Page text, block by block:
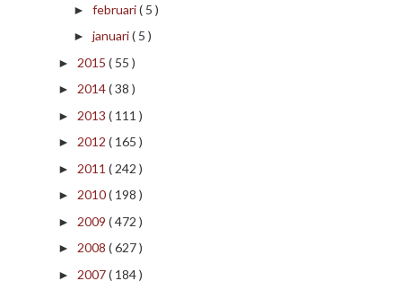
► februari( 5 )
► januari( 5 )
► 2015 ( 55 )
► 2014( 38 )
► 2013 ( 111 )
► 2012 ( 165 )
► 2011 ( 242 )
► 2010( 198 )
► 2009 ( 472 )
► 2008 ( 627 )
► 2007( 184 )